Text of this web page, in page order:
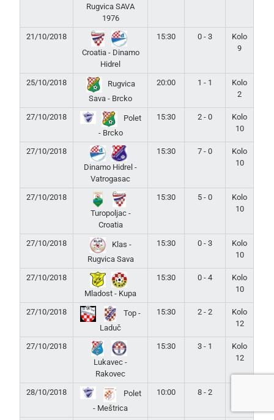
Rugvica SAVA
1976
21/10/2018
Croatia - Dinamo
Hidrel
15:30 0 - 3
Kolo
9
25/10/2018
Rugvica
Sava - Brcko
20:00 1 - 1
Kolo
2
27/10/2018
Polet
- Brcko
15:30 2 - 0
Kolo
10
27/10/2018
Dinamo Hidrel -
Vatrogasac
15:30 7 - 0
Kolo
10
27/10/2018
Turopoljac -
Croatia
15:30 5 - 0
Kolo
10
27/10/2018
Klas -
Rugvica Sava
15:30 0 - 3
Kolo
10
27/10/2018
Mladost - Kupa
15:30 0 - 4
Kolo
10
27/10/2018
Top -
Laduč
15:30 2 - 2
Kolo
12
27/10/2018
Lukavec -
Rakovec
15:30 3 - 1
Kolo
12
28/10/2018
Polet
- Meštrica
10:00 8 - 2